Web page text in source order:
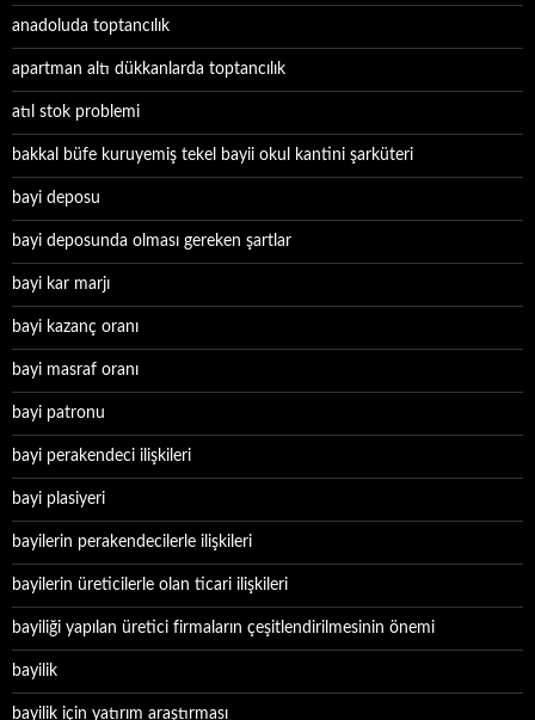
anadoluda toptancılık
apartman altı dükkanlarda toptancılık
atıl stok problemi
bakkal büfe kuruyemiş tekel bayii okul kantini şarküteri
bayi deposu
bayi deposunda olması gereken şartlar
bayi kar marjı
bayi kazanç oranı
bayi masraf oranı
bayi patronu
bayi perakendeci ilişkileri
bayi plasiyeri
bayilerin perakendecilerle ilişkileri
bayilerin üreticilerle olan ticari ilişkileri
bayiliği yapılan üretici firmaların çeşitlendirilmesinin önemi
bayilik
bayilik için yatırım araştırması